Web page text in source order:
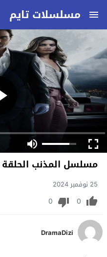
مسلسلات تايم
مسلسل المذنب الحلقة 5 قصة عشق
25 نوفمبر 2024
0
0
DramaDizi